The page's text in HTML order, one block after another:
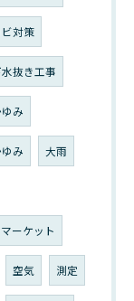
対策
抜き工事
み
み 大雨
ーケット
空気 測定